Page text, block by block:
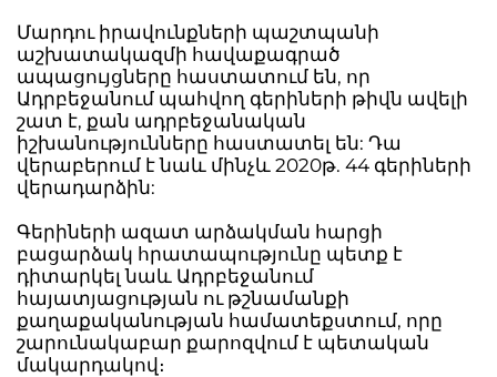
Մարդու իրավունքների պաշտպանի
աշխատակազմի հավաքագրած
ապացույցները հաստատում են, որ
Ադրբեջանում պահվող գերիների թիվն ավելի
շատ է, քան ադրբեջանական
իշխանությունները հաստատել են: Դա
վերաբերում է նաև մինչև 2020թ. 44 գերիների
վերադարձին:
Գերիների ազատ արձակման հարցի
բացարձակ հրատապությունը պետք է
դիտարկել նաև Ադրբեջանում
հայատյացության ու թշնամանքի
քաղաքականության համատեքստում, որը
շարունակաբար քարոզվում է պետական
մակարդակով։